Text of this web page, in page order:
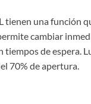
tienen una función
cambiar
tiempos de espera.
70% de apertura.